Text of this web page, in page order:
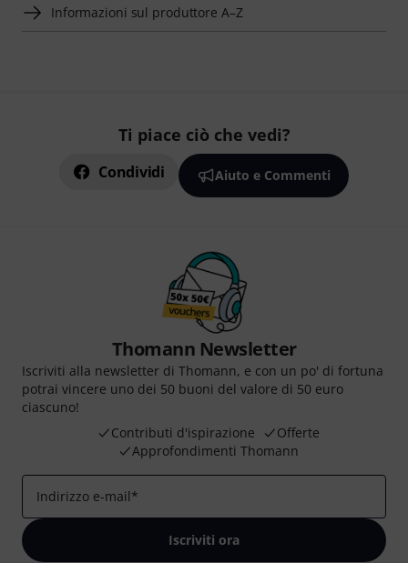
Informazioni sul produttore A–Z
Ti piace ciò che vedi?
Condividi Aiuto e Commenti
Thomann Newsletter
Iscriviti alla newsletter di Thomann, e con un po' di fortuna
potrai vincere uno dei 50 buoni del valore di 50 euro
ciascuno!
Contributi d'ispirazione
Offerte
Approfondimenti Thomann
Indirizzo e-mail*
Iscriviti ora